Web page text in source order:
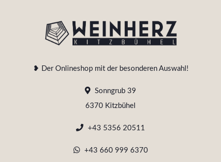
❥ Der Onlineshop mit der besonderen Auswahl!
Sonngrub 39
6370 Kitzbühel
+43 5356 20511
+43 660 999 6370